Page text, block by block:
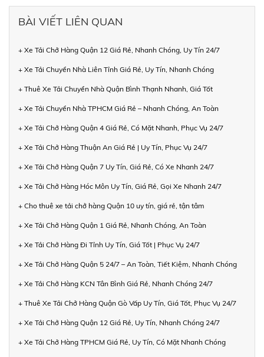
BÀI VIẾT LIÊN QUAN
+ Xe Tải Chở Hàng Quận 12 Giá Rẻ, Nhanh Chóng, Uy Tín 24/7
+ Xe Tải Chuyển Nhà Liên Tỉnh Giá Rẻ, Uy Tín, Nhanh Chóng
+ Thuê Xe Tải Chuyển Nhà Quận Bình Thạnh Nhanh, Giá Tốt
+ Xe Tải Chuyển Nhà TPHCM Giá Rẻ – Nhanh Chóng, An Toàn
+ Xe Tải Chở Hàng Quận 4 Giá Rẻ, Có Mặt Nhanh, Phục Vụ 24/7
+ Xe Tải Chở Hàng Thuận An Giá Rẻ | Uy Tín, Phục Vụ 24/7
+ Xe Tải Chở Hàng Quận 7 Uy Tín, Giá Rẻ, Có Xe Nhanh 24/7
+ Xe Tải Chở Hàng Hóc Môn Uy Tín, Giá Rẻ, Gọi Xe Nhanh 24/7
+ Cho thuê xe tải chở hàng Quận 10 uy tín, giá rẻ, tận tâm
+ Xe Tải Chở Hàng Quận 1 Giá Rẻ, Nhanh Chóng, An Toàn
+ Xe Tải Chở Hàng Đi Tỉnh Uy Tín, Giá Tốt | Phục Vụ 24/7
+ Xe Tải Chở Hàng Quận 5 24/7 – An Toàn, Tiết Kiệm, Nhanh Chóng
+ Xe Tải Chở Hàng KCN Tân Bình Giá Rẻ, Nhanh Chóng 24/7
+ Thuê Xe Tải Chở Hàng Quận Gò Vấp Uy Tín, Giá Tốt, Phục Vụ 24/7
+ Xe Tải Chở Hàng Quận 12 Giá Rẻ, Uy Tín, Nhanh Chóng 24/7
+ Xe Tải Chở Hàng TPHCM Giá Rẻ, Uy Tín, Có Mặt Nhanh Chóng